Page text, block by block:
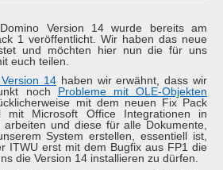
Version 14 wurde bereits am
1 veröffentlicht. Wir haben das neue
und möchten hier nun die für uns
euch teilen.
14 haben wir erwähnt, dass wir
noch Probleme mit OLE-Objekten
mit dem neuen Fix Pack
Microsoft Office Integrationen in
arbeiten und diese für alle Dokumente,
System erstellen, essentiell ist,
ITWU erst mit dem Bugfix aus FP1 die
die Version 14 installieren zu dürfen.